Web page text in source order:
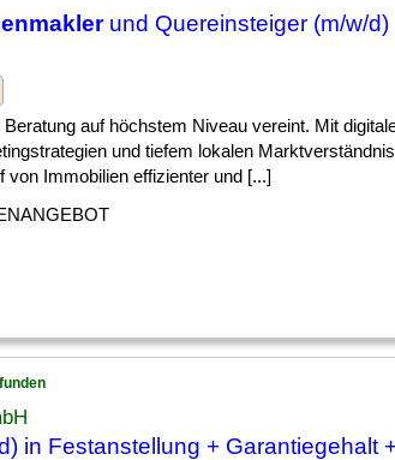
und Quereinsteiger (m/w/d)
auf höchstem Niveau vereint. Mit
und tiefem lokalen Marktverständnis
von Immobilien effizienter und [...]
in Festanstellung + Garantiegehalt